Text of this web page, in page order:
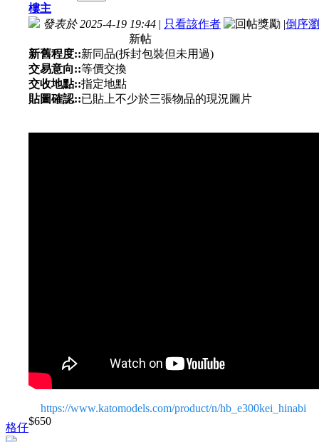
格仔
樓主
發表於 2025-4-19 19:44 | 只看該作者 |倒序
新帖
新舊程度::新同品(拆封包裝但未用過)
交易意向::等價交換
交收地點::指定地點
貼圖確認::已貼上不少於三張物品的現況圖片
https://www.katomodels.com/product/n/hb_e300kei_hinabi
$650